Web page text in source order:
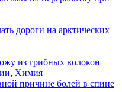
дороги на арктических
из грибных волокон
, Химия
причине болей в спине